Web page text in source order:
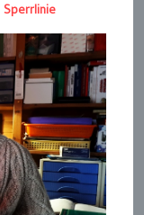
Sperrlinie